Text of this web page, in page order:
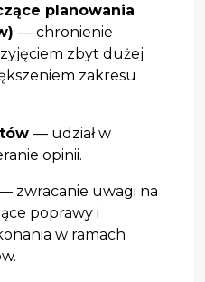
planowania
— chronienie
zbyt dużej
zakresu
— udział w
opinii.
zwracanie uwagi na
poprawy i
w ramach